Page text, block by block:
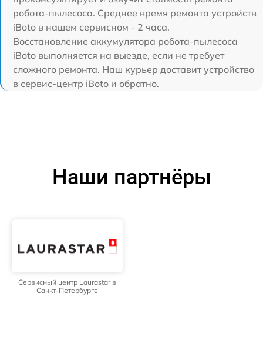
робота-пылесоса. Среднее время ремонта устройств
iBoto в нашем сервисном - 2 часа.
Восстановление аккумулятора робота-пылесоса
iBoto выполняется на выезде, если не требует
сложного ремонта. Наш курьер доставит устройство
в сервис-центр iBoto и обратно.
Наши партнёры
Сервисный центр Laurastar в
Санкт-Петербурге